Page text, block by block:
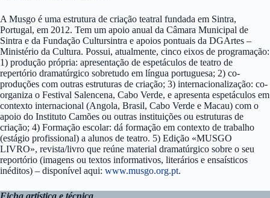
A Musgo é uma estrutura de criação teatral fundada em Sintra,
Portugal, em 2012. Tem um apoio anual da Câmara Municipal de
Sintra e da Fundação Cultursintra e apoios pontuais da DGArtes –
Ministério da Cultura. Possui, atualmente, cinco eixos de programação:
1) produção própria: apresentação de espetáculos de teatro de
repertório dramatúrgico sobretudo em língua portuguesa; 2) co-
produções com outras estruturas de criação; 3) internacionalização: co-
organiza o Festival Salencena, Cabo Verde, e apresenta espetáculos em
contexto internacional (Angola, Brasil, Cabo Verde e Macau) com o
apoio do Instituto Camões ou outras instituições ou estruturas de
criação; 4) Formação escolar: dá formação em contexto de trabalho
(estágio profissional) a alunos de teatro. 5) Edição «MUSGO
LIVRO», revista/livro que reúne material dramatúrgico sobre o seu
reportório (imagens ou textos informativos, literários e ensaísticos
inéditos) – disponível aqui: www.musgo.org.pt.